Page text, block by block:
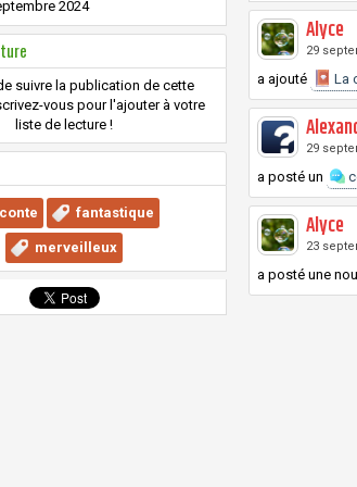
2024
suivre la publication de cette
vous pour l'ajouter à votre
liste de lecture !
conte fantastique
merveilleux
Alyce
29
a ajouté La
29
a posté un
Alyce
23
a posté une